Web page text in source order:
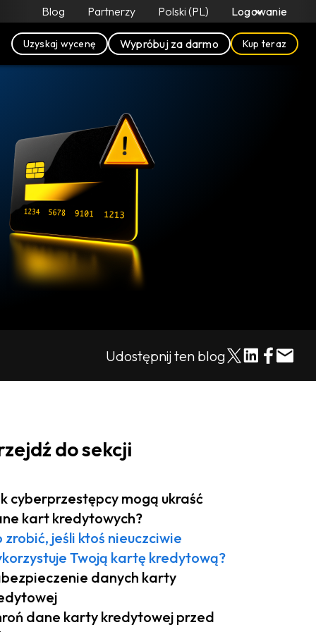
Blog Partnerzy Polski (PL) Logowanie
Uzyskaj wycenę Wypróbuj za darmo Kup teraz
Udostępnij ten blog
do sekcji
cyberprzestępcy mogą ukraść
kart kredytowych?
zrobić, jeśli ktoś nieuczciwie
Twoją kartę kredytową?
danych karty
dane karty kredytowej przed